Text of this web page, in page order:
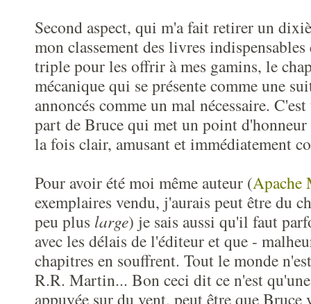
Second aspect, qui m'a fait retirer un
mon classement des livres
triple pour les offrir à mes gamins, le
mécanique qui se présente comme une
annoncés comme un mal nécessaire.
part de Bruce qui met un point
la fois clair, amusant et immédiatement
Pour avoir été moi même auteur (Apache
exemplaires vendu, j'aurais peut être du
peu plus large) je sais aussi qu'il faut
avec les délais de l'éditeur et que -
chapitres en souffrent. Tout le monde
R.R. Martin... Bon ceci dit ce n'est
appuyée sur du vent, peut être que